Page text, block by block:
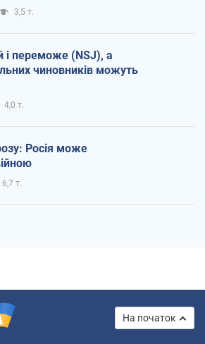
3,5 т.
і переможе (NSJ), а
чиновників можуть
4,0 т.
Росія може
6,7 т.
На початок